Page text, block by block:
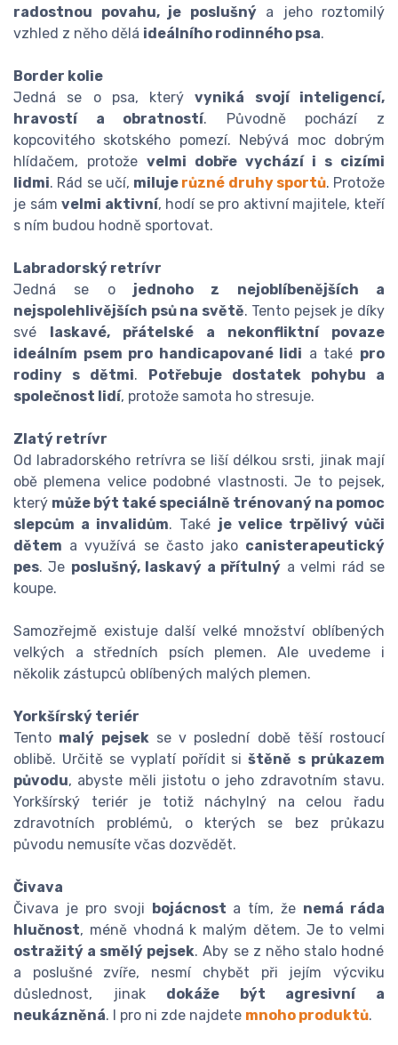
radostnou povahu, je poslušnýa jeho roztomilý
vzhled z něho dělá ideálního rodinného psa.
Border kolie
Jedná se o psa, kterývyniká svojí inteligencí,
hravostí a obratností. Původně pochází z
kopcovitého skotského pomezí. Nebývá moc dobrým
hlídačem, protože velmi dobře vychází i s cizími
lidmi. Rád se učí, miluje různé druhy sportů. Protože
je sámvelmi aktivní, hodí se pro aktivní majitele, kteří
s ním budou hodně sportovat.
Labradorský retrívr
Jedná se o jednoho z nejoblíbenějších a
nejspolehlivějších psů na světě. Tento pejsek je díky
své laskavé, přátelské a nekonfliktní povaze
ideálním psem pro handicapované lidi a také pro
rodiny s dětmi. Potřebuje dostatek pohybu a
společnost lidí, protože samota ho stresuje.
Zlatý retrívr
Od labradorského retrívra se liší délkou srsti, jinak mají
obě plemena velice podobné vlastnosti. Je to pejsek,
který může být také speciálně trénovaný na pomoc
slepcům a invalidům. Také je velice trpělivý vůči
dětem a využívá se často jako canisterapeutický
pes. Je poslušný, laskavý a přítulný a velmi rád se
koupe.
Samozřejmě existuje další velké množství oblíbených
velkých a středních psích plemen. Ale uvedeme i
několik zástupců oblíbených malých plemen.
Yorkšírský teriér
Tento malý pejsekse v poslední době těší rostoucí
oblibě. Určitě se vyplatí pořídit sištěně s průkazem
původu, abyste měli jistotu o jeho zdravotním stavu.
Yorkšírský teriér je totiž náchylný na celou řadu
zdravotních problémů, o kterých se bez průkazu
původu nemusíte včas dozvědět.
Čivava
Čivava je pro svoji bojácnost a tím, že nemá ráda
hlučnost, méně vhodná k malým dětem. Je to velmi
ostražitý a smělý pejsek. Aby se z něho stalo hodné
a poslušné zvíře, nesmí chybět při jejím výcviku
důslednost, jinak dokáže být agresivní a
neukázněná. I pro ni zde najdete mnoho produktů.